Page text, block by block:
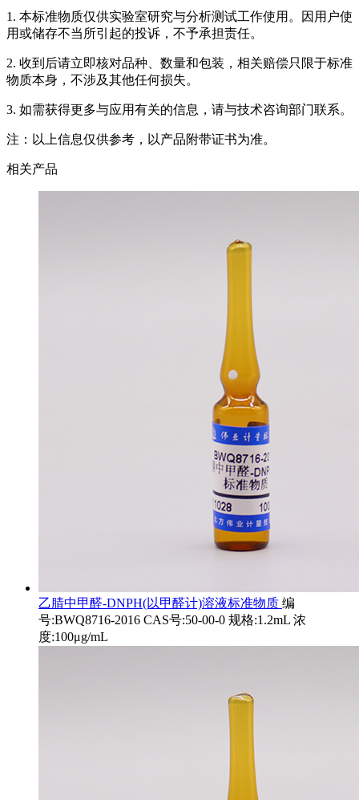
1. 本标准物质仅供实验室研究与分析测试工作使用。因用户使
用或储存不当所引起的投诉，不予承担责任。
2. 收到后请立即核对品种、数量和包装，相关赔偿只限于标准
物质本身，不涉及其他任何损失。
3. 如需获得更多与应用有关的信息，请与技术咨询部门联系。
注：以上信息仅供参考，以产品附带证书为准。
相关产品
乙腈中甲醛-DNPH(以甲醛计)溶液标准物质 编
号:BWQ8716-2016 CAS号:50-00-0 规格:1.2mL 浓
度:100μg/mL